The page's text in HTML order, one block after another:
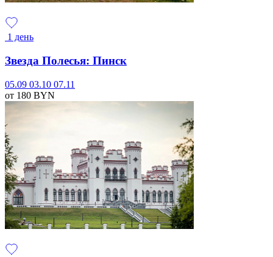
1 день
Звезда Полесья: Пинск
05.09 03.10 07.11
от 180 BYN